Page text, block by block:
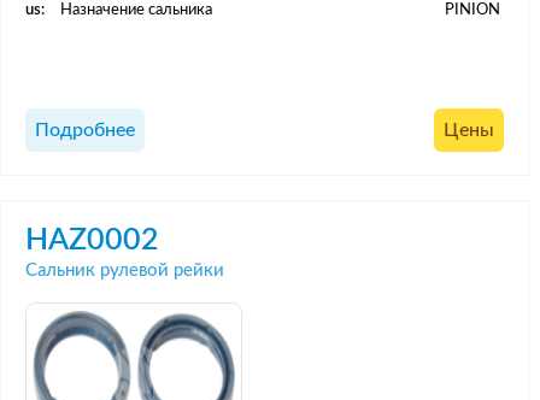
us:
Назначение сальника PINION
Подробнее Цены
HAZ0002
Сальник рулевой рейки